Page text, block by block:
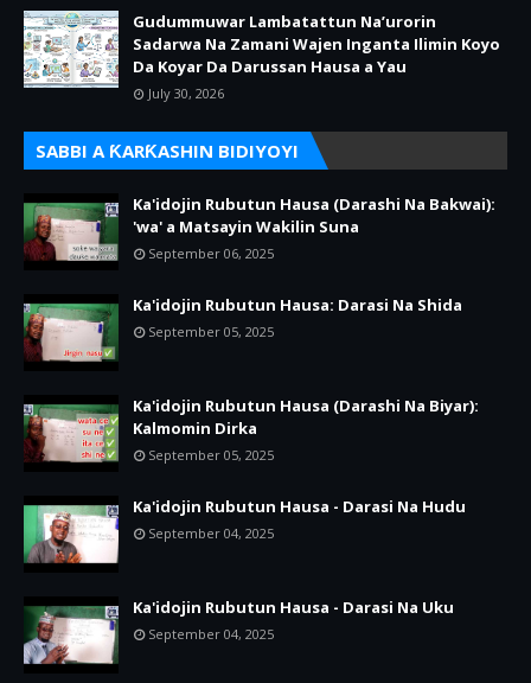
Gudummuwar Lambatattun Na’urorin
Sadarwa Na Zamani Wajen Inganta Ilimin Koyo
Da Koyar Da Darussan Hausa a Yau
July 30, 2026
SABBI A ƘARƘASHIN BIDIYOYI
Ka'idojin Rubutun Hausa (Darashi Na Bakwai):
'wa' a Matsayin Wakilin Suna
September 06, 2025
Ka'idojin Rubutun Hausa: Darasi Na Shida
September 05, 2025
Ka'idojin Rubutun Hausa (Darashi Na Biyar):
Kalmomin Dirka
September 05, 2025
Ka'idojin Rubutun Hausa - Darasi Na Hudu
September 04, 2025
Ka'idojin Rubutun Hausa - Darasi Na Uku
September 04, 2025